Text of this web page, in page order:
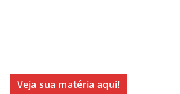
Veja sua matéria aqui!